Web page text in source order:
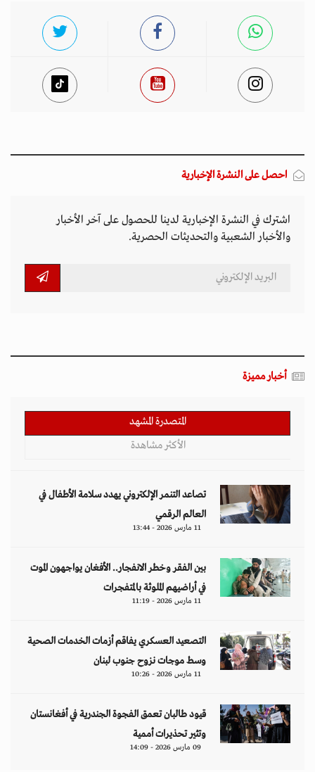
احصل على النشرة الإخبارية
اشترك في النشرة الإخبارية لدينا للحصول على آخر الأخبار
والأخبار الشعبية والتحديثات الحصرية.
أخبار مميزة
المتصدرة المشهد
الأكثر مشاهدة
تصاعد التنمر الإلكتروني يهدد سلامة الأطفال في
العالم الرقمي
11 مارس 2026 - 13:44
بين الفقر وخطر الانفجار.. الأفغان يواجهون الموت
في أراضيهم الملوثة بالمتفجرات
11 مارس 2026 - 11:19
التصعيد العسكري يفاقم أزمات الخدمات الصحية
وسط موجات نزوح جنوب لبنان
11 مارس 2026 - 10:26
قيود طالبان تعمق الفجوة الجندرية في أفغانستان
وتثير تحذيرات أممية
09 مارس 2026 - 14:09